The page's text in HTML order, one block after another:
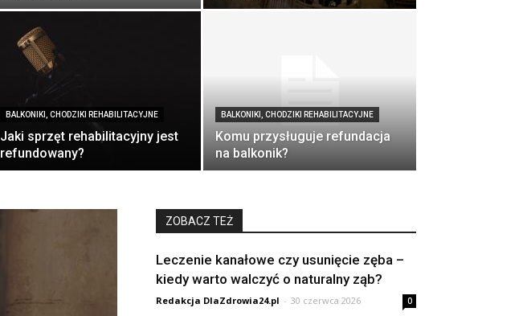
BALKONIKI, CHODZIKI REHABILITACYJNE
Jaki sprzęt rehabilitacyjny jest
refundowany?
BALKONIKI, CHODZIKI REHABILITACYJNE
Komu przysługuje refundacja
na balkonik?
ZOBACZ TEŻ
Leczenie kanałowe czy usunięcie zęba –
kiedy warto walczyć o naturalny ząb?
Redakcja DlaZdrowia24.pl - 30 czerwca 2026 0